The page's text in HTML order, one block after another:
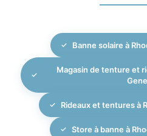
dans votre maison ou
une cohérence esthétique
: harmonisation des volets,
finitions et conseils
habitation tout en améliorant
quotidien.
Banne solaire à
Magasin de tenture et
Rideaux et tentures à
Store à banne à